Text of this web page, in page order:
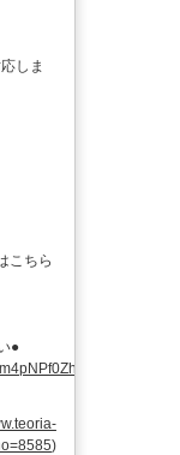
しま
こちら
●
)